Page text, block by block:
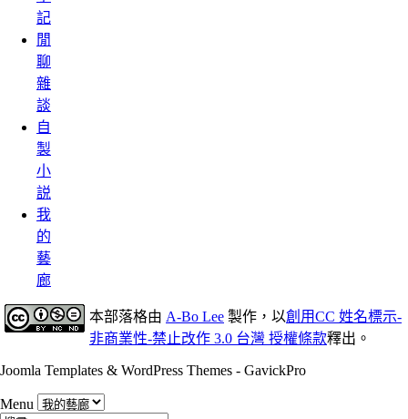
記
閒
聊
雜
談
自
製
小
説
我
的
藝
廊
本部落格由 A-Bo Lee 製作，以創用CC 姓名標示-
非商業性-禁止改作 3.0 台灣 授權條款釋出。
Joomla Templates & WordPress Themes - GavickPro
Menu